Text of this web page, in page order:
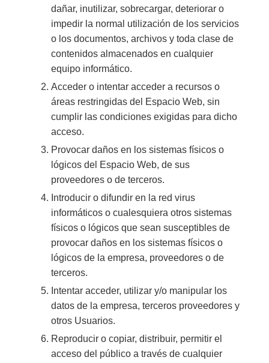
dañar, inutilizar, sobrecargar, deteriorar o
impedir la normal utilización de los servicios
o los documentos, archivos y toda clase de
contenidos almacenados en cualquier
equipo informático.
Acceder o intentar acceder a recursos o
áreas restringidas del Espacio Web, sin
cumplir las condiciones exigidas para dicho
acceso.
Provocar daños en los sistemas físicos o
lógicos del Espacio Web, de sus
proveedores o de terceros.
Introducir o difundir en la red virus
informáticos o cualesquiera otros sistemas
físicos o lógicos que sean susceptibles de
provocar daños en los sistemas físicos o
lógicos de la empresa, proveedores o de
terceros.
Intentar acceder, utilizar y/o manipular los
datos de la empresa, terceros proveedores y
otros Usuarios.
Reproducir o copiar, distribuir, permitir el
acceso del público a través de cualquier